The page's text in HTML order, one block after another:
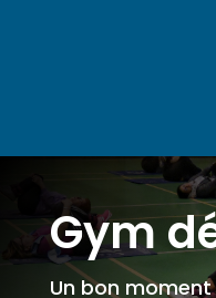
Gym
Un bon